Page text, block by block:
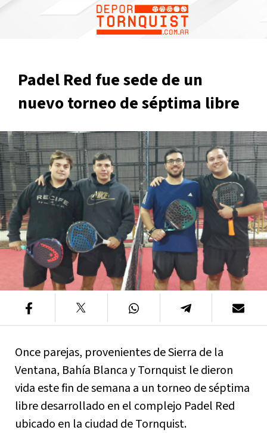
Padel Red fue sede de un
nuevo torneo de séptima libre
Once parejas, provenientes de Sierra de la
Ventana, Bahía Blanca y Tornquist le dieron
vida este fin de semana a un torneo de séptima
libre desarrollado en el complejo Padel Red
ubicado en la ciudad de Tornquist.